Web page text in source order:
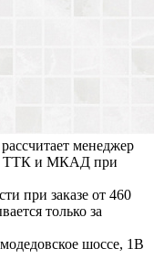
менеджер
ТТК и МКАД при
при заказе от 460
только за
шоссе, 1В